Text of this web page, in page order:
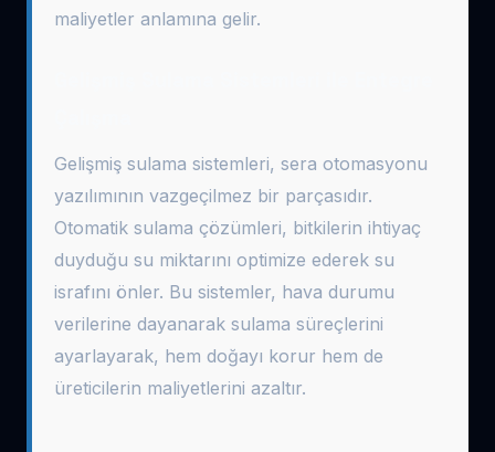
maliyetler anlamına gelir.
Gelişmiş sulama sistemleri, sera otomasyonu
yazılımının vazgeçilmez bir parçasıdır.
Otomatik sulama çözümleri, bitkilerin ihtiyaç
duyduğu su miktarını optimize ederek su
israfını önler. Bu sistemler, hava durumu
verilerine dayanarak sulama süreçlerini
ayarlayarak, hem doğayı korur hem de
üreticilerin maliyetlerini azaltır.